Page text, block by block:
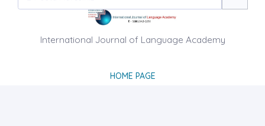
International Journal of Language Academy
HOME PAGE